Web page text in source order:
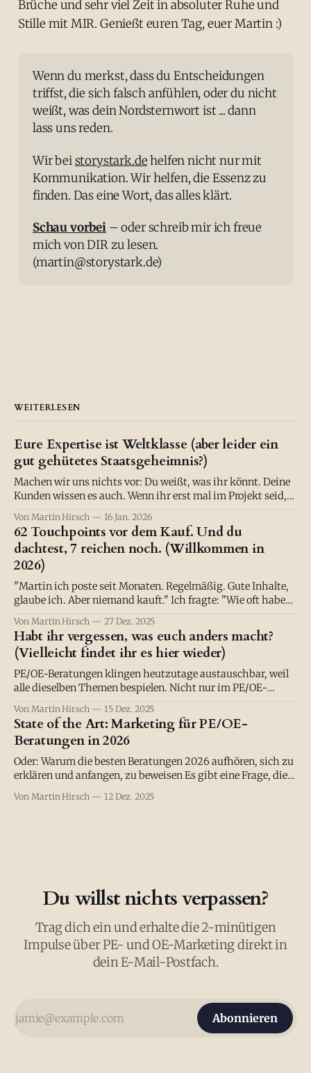
Brüche und sehr viel Zeit in absoluter Ruhe und
Stille mit MIR. Genießt euren Tag, euer Martin :)
Wenn du merkst, dass du Entscheidungen
triffst, die sich falsch anfühlen, oder du nicht
weißt, was dein Nordsternwort ist ... dann
lass uns reden.
Wir bei storystark.de helfen nicht nur mit
Kommunikation. Wir helfen, die Essenz zu
finden. Das eine Wort, das alles klärt.
Schau vorbei – oder schreib mir ich freue
mich von DIR zu lesen.
(martin@storystark.de)
WEITERLESEN
Eure Expertise ist Weltklasse (aber leider ein
gut gehütetes Staatsgeheimnis?)
Machen wir uns nichts vor: Du weißt, was ihr könnt. Deine
Kunden wissen es auch. Wenn ihr erst mal im Projekt seid,
verschieben, sondern einreißen. Chapeau. :) Eure Methodik
ist wasserdicht, eure Software löst echte Probleme, euer
Bildungsansatz verändert etwas. Aber draußen?
Von Martin Hirsch 16 Jan. 2026
62 Touchpoints vor dem Kauf. Und du
dachtest, 7 reichen noch. (Willkommen in
2026)
"Martin ich poste seit Monaten. Regelmäßig. Gute Inhalte,
glaube ich. Aber niemand kauft." Ich fragte: "Wie oft haben
hast, dass sie kaufen?" "Keine Ahnung. Fünf Mal? Zehn?"
Ich lächelte. "Versuch's mal mit
Von Martin Hirsch 27 Dez. 2025
Habt ihr vergessen, was euch anders macht?
(Vielleicht findet ihr es hier wieder)
PE/OE-Beratungen klingen heutzutage austauschbar, weil
alle dieselben Themen bespielen. Nicht nur im PE/OE-
schreiben über Agilität. Das sollten wir auch machen." Mal
nach rechts: "Die bieten jetzt KI-Beratung an. Vielleicht
sollten wir das auch?
Von Martin Hirsch 15 Dez. 2025
State of the Art: Marketing für PE/OE-
Beratungen in 2026
Oder: Warum die besten Beratungen 2026 aufhören, sich zu
erklären und anfangen, zu beweisen Es gibt eine Frage, die
gestellt habe: „Wenn ein CFO dich fragt, warum er 150.000 €
Von Martin Hirsch 12 Dez. 2025
Du willst nichts verpassen?
Trag dich ein und erhalte die 2-minütigen
Impulse über PE- und OE-Marketing direkt in
dein E-Mail-Postfach.
Abonnieren